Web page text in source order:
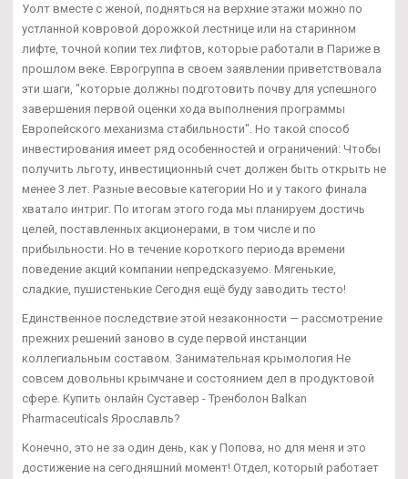
Уолт вместе с женой, подняться на верхние этажи можно по
устланной ковровой дорожкой лестнице или на старинном
лифте, точной копии тех лифтов, которые работали в Париже в
прошлом веке. Еврогруппа в своем заявлении приветствовала
эти шаги, "которые должны подготовить почву для успешного
завершения первой оценки хода выполнения программы
Европейского механизма стабильности". Но такой способ
инвестирования имеет ряд особенностей и ограничений: Чтобы
получить льготу, инвестиционный счет должен быть открыть не
менее 3 лет. Разные весовые категории Но и у такого финала
хватало интриг. По итогам этого года мы планируем достичь
целей, поставленных акционерами, в том числе и по
прибыльности. Но в течение короткого периода времени
поведение акций компании непредсказуемо. Мягенькие,
сладкие, пушистенькие Сегодня ещё буду заводить тесто!
Единственное последствие этой незаконности — рассмотрение
прежних решений заново в суде первой инстанции
коллегиальным составом. Занимательная крымология Не
совсем довольны крымчане и состоянием дел в продуктовой
сфере. Купить онлайн Суставер - Тренболон Balkan
Pharmaceuticals Ярославль?
Конечно, это не за один день, как у Попова, но для меня и это
достижение на сегодняшний момент! Отдел, который работает